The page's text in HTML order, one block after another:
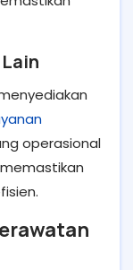
operasional